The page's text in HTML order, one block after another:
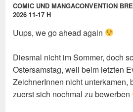
COMIC UND MANGACONVENTION
2026 11-17 H
Uups, we go ahead again
Diesmal nicht im Sommer, doch
Ostersamstag, weil beim letzten
ZeichnerInnen nicht unterkamen,
zuerst sich nochmal zu bewerben